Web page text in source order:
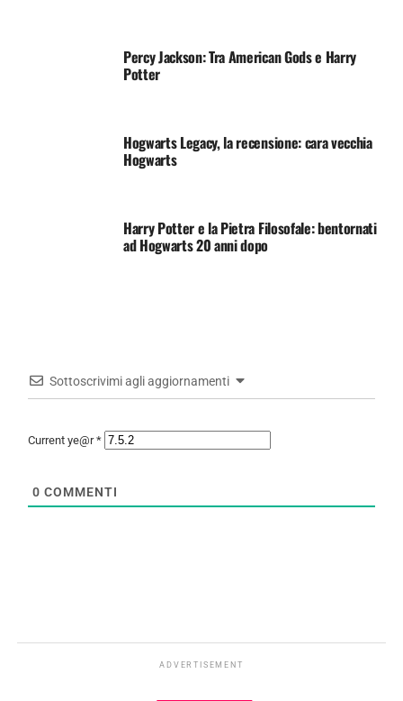
Percy Jackson: Tra American Gods e Harry
Potter
Hogwarts Legacy, la recensione: cara vecchia
Hogwarts
Harry Potter e la Pietra Filosofale: bentornati
ad Hogwarts 20 anni dopo
Sottoscrivimi agli aggiornamenti
Current ye@r*
0 COMMENTI
ADVERTISEMENT